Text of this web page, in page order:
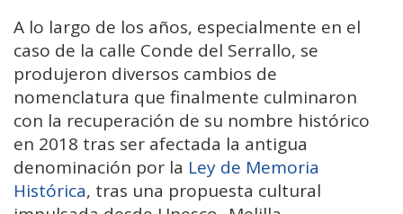
A lo largo de los años, especialmente en el
caso de la calle Conde del Serrallo, se
produjeron diversos cambios de
nomenclatura que finalmente culminaron
con la recuperación de su nombre histórico
en 2018 tras ser afectada la antigua
denominación por la Ley de Memoria
Histórica, tras una propuesta cultural